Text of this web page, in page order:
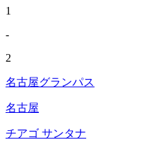
1
-
2
名古屋グランパス
名古屋
チアゴ サンタナ